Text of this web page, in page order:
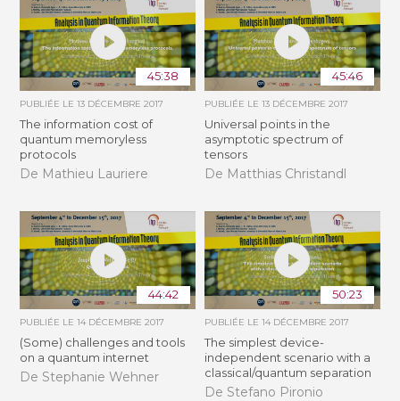
45:38
PUBLIÉE LE13 DÉCEMBRE 2017
The information cost of
quantum memoryless
protocols
De Mathieu Lauriere
45:46
PUBLIÉE LE 13 DÉCEMBRE 2017
Universal points in the
asymptotic spectrum of
tensors
De Matthias Christandl
44:42
PUBLIÉE LE14 DÉCEMBRE 2017
(Some) challenges and tools
on a quantum internet
De Stephanie Wehner
50:23
PUBLIÉE LE 14 DÉCEMBRE 2017
The simplest device-
independent scenario with a
classical/quantum separation
De Stefano Pironio